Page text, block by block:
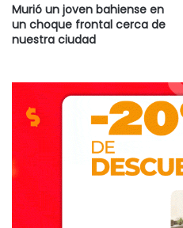
Murió un joven bahiense en
un choque frontal cerca de
nuestra ciudad